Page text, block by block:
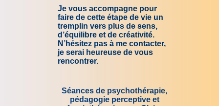
Je vous accompagne pour
faire de cette étape de vie un
tremplin vers plus de sens,
d’équilibre et de créativité.
N’hésitez pas à me contacter,
je serai heureuse de vous
rencontrer.
Séances de psychothérapie,
pédagogie perceptive et